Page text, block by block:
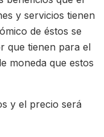
y servicios tienen
de éstos se
que tienen para el
moneda que estos
y el precio será